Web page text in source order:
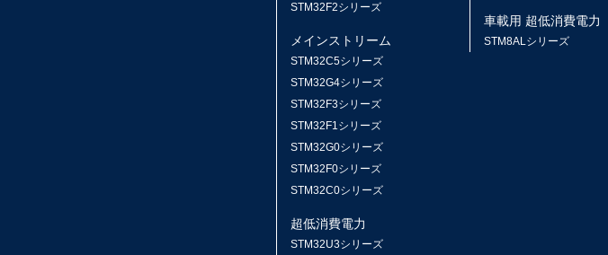
STM32F2シリーズ
メインストリーム
STM32C5シリーズ
STM32G4シリーズ
STM32F3シリーズ
STM32F1シリーズ
STM32G0シリーズ
STM32F0シリーズ
STM32C0シリーズ
超低消費電力
STM32U3シリーズ
車載用 超低消費電力
STM8ALシリーズ